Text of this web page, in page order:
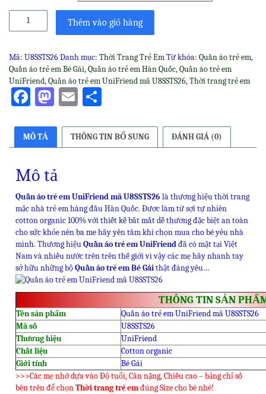
Quần
UniFriend
mã
U8SSTS26
số
Thêm vào giỏ hàng
Mã: U8SSTS26Danh mục: Thời Trang Trẻ EmTừ khóa: Quần áo trẻ em,
Quần áo trẻ em Bé Gái,Quần áo trẻ em Hàn Quốc,Quần áo trẻ em
UniFriend,Quần áo trẻ em UniFriend mã U8SSTS26,Thời trang trẻ em
Facebook
Mastodon
Email
MÔ TẢ THÔNG TIN BỔ SUNG ĐÁNH GIÁ (0)
Mô tả
Quần áo trẻ em UniFriend mã U8SSTS26 là thương hiệu thời trang
mặc nhà trẻ em hàng đầu Hàn Quốc. Được làm từ sợi tự nhiên
cotton organic 100% với thiết kế bắt mắt dễ thương đặc biệt an toàn
cho sức khỏe nên ba me hãy yên tâm khi chọn mua cho bé yêu nhà
mình. Thương hiệuQuần áo trẻ em UniFriendđã có mặt tại Việt
Nam và nhiều nước trên trên thế giới vì vậy các mẹ hãy nhanh tay
sở hữu những bộQuần áo trẻ em Bé Gáithật đáng yêu…
THÔNG TIN SẢN
Tên sản phẩm
Quần áo trẻ em UniFriend mã U8SSTS26
Mã số
U8SSTS26
Thương hiệu
UniFriend
Chất liệu
Cotton organic
Giới tính
Bé Gái
>>>Các mẹ nhớ dựa vào Độ tuổi, Cân nặng, Chiều cao – bảng chỉ số
bên trên để chọnThời trang trẻ emđúng Size cho bé nhé!